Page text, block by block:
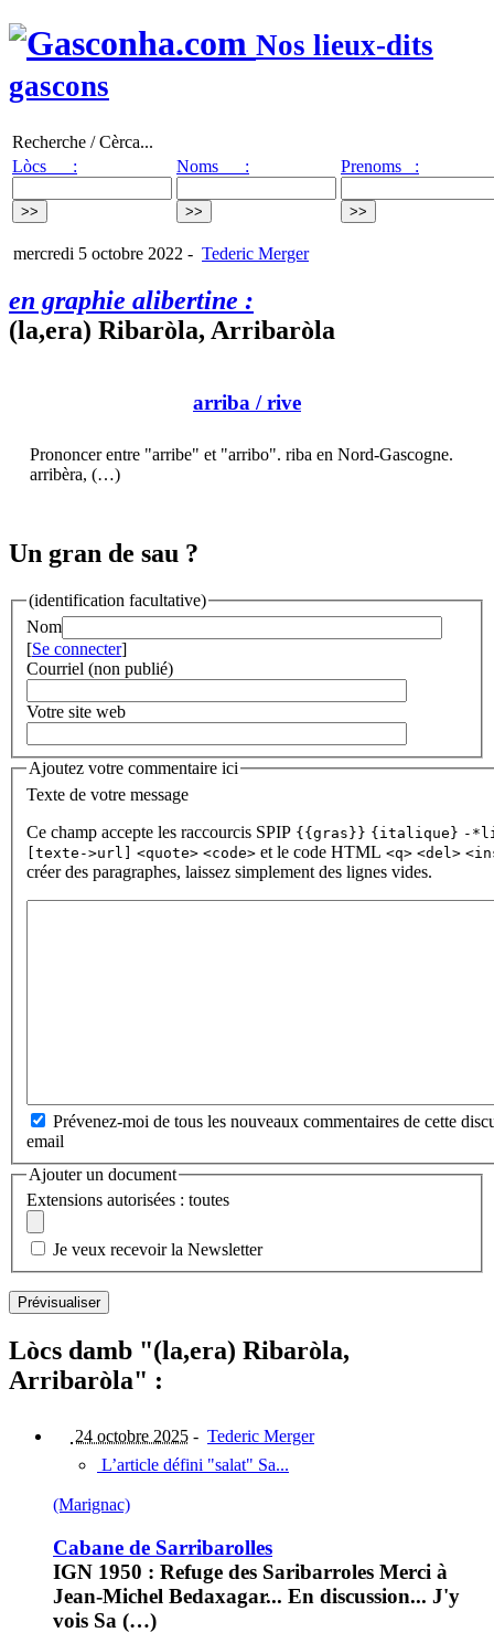
Nos lieux-dits
gascons
Recherche / Cèrca...
Lòcs :
Noms : Prenoms :
mercredi 5 octobre 2022 - Tederic Merger
en graphie alibertine :
(la,era) Ribaròla, Arribaròla
arriba / rive
Prononcer entre "arribe" et "arribo". riba en Nord-Gascogne.
arribèra, (…)
Un gran de sau ?
(identification facultative)
Nom
[Se connecter]
Courriel (non publié)
Votre site web
Ajoutez votre commentaire ici
Texte de votre message
Ce champ accepte les raccourcis SPIP {{gras}} {italique} -
[texte->url] <quote> <code> et le code HTML <q> <del>
créer des paragraphes, laissez simplement des lignes vides.
Prévenez-moi de tous les nouveaux commentaires de cette
email
Ajouter un document
Extensions autorisées : toutes
Je veux recevoir la Newsletter
Lòcs damb "(la,era) Ribaròla,
Arribaròla" :
24 octobre 2025 - Tederic Merger
L’article défini "salat" Sa...
(Marignac)
Cabane de Sarribarolles
IGN 1950 : Refuge des Saribarroles Merci à
Jean-Michel Bedaxagar... En discussion... J'y
vois Sa (…)